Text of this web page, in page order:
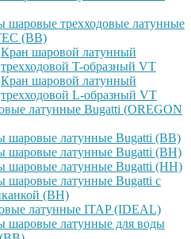
шаровые трехходовые латунные
(ВВ)
Кран шаровой латунный
трехходовой T-образный VT
Кран шаровой латунный
трехходовой L-образный VT
латунные Bugatti (OREGON
шаровые латунные Bugatti (ВВ)
шаровые латунные Bugatti (ВН)
шаровые латунные Bugatti (НН)
шаровые латунные Bugatti с
(ВН)
латунные ITAP (IDEAL)
шаровые латунные для воды